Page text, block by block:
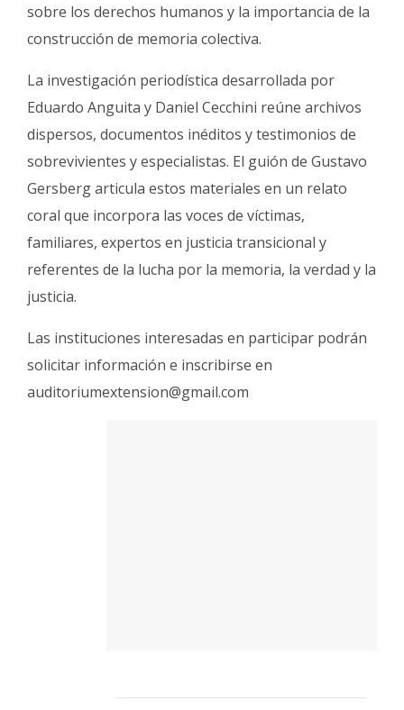
sobre los derechos humanos y la importancia de la
construcción de memoria colectiva.
La investigación periodística desarrollada por
Eduardo Anguita y Daniel Cecchini reúne archivos
dispersos, documentos inéditos y testimonios de
sobrevivientes y especialistas. El guión de Gustavo
Gersberg articula estos materiales en un relato
coral que incorpora las voces de víctimas,
familiares, expertos en justicia transicional y
referentes de la lucha por la memoria, la verdad y la
justicia.
Las instituciones interesadas en participar podrán
solicitar información e inscribirse en
auditoriumextension@gmail.com